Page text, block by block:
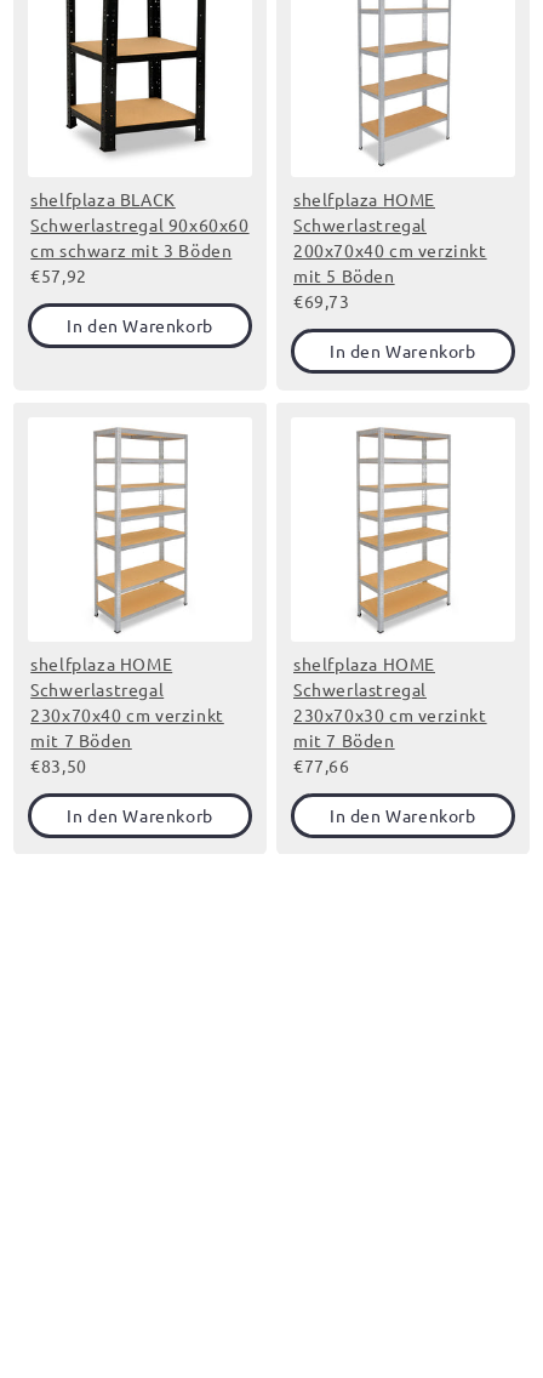
shelfplaza BLACK
Schwerlastregal 90x60x60
cm schwarz mit 3 Böden
€57,92
In den Warenkorb
shelfplaza HOME
Schwerlastregal
200x70x40 cm verzinkt
mit 5 Böden
€69,73
In den Warenkorb
shelfplaza HOME
Schwerlastregal
230x70x40 cm verzinkt
mit 7 Böden
€83,50
In den Warenkorb
shelfplaza HOME
Schwerlastregal
230x70x30 cm verzinkt
mit 7 Böden
€77,66
In den Warenkorb